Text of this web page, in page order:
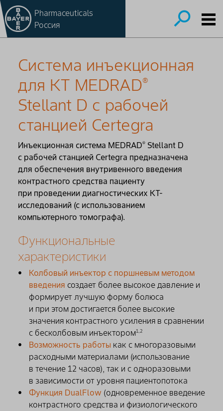
Pharmaceuticals
Россия
Система инъекционная
для КТ MEDRAD®
Stellant D с рабочей
станцией Certegra
Инъекционная система MEDRAD® Stellant D
с рабочей станцией Certegra предназначена
для обеспечения внутривенного введения
контрастного средства пациенту
при проведении диагностических КТ-
исследований (с использованием
компьютерного томографа).
Функциональные
характеристики
Колбовый инъектор с поршневым методом
введения создает более высокое давление и
формирует лучшую форму болюса
и при этом достигается более высокие
значения контрастного усиления в сравнении
с бесколбовым инъектором1,2
Возможность работы как с многоразовыми
расходными материалами (использование
в течение 12 часов), так и с одноразовыми
в зависимости от уровня пациентопотока
Функция DualFlow (одновременное введение
контрастного средства и физиологического